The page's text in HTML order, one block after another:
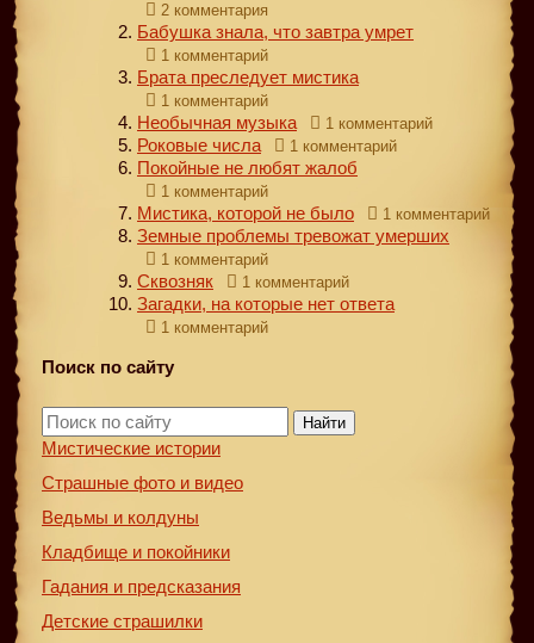
2 комментария
Бабушка знала, что завтра умрет
1 комментарий
Брата преследует мистика
1 комментарий
Необычная музыка 1 комментарий
Роковые числа 1 комментарий
Покойные не любят жалоб
1 комментарий
Мистика, которой не было 1 комментарий
Земные проблемы тревожат умерших
1 комментарий
Сквозняк 1 комментарий
Загадки, на которые нет ответа
1 комментарий
Поиск по сайту
Найти
Мистические истории
Страшные фото и видео
Ведьмы и колдуны
Кладбище и покойники
Гадания и предсказания
Детские страшилки